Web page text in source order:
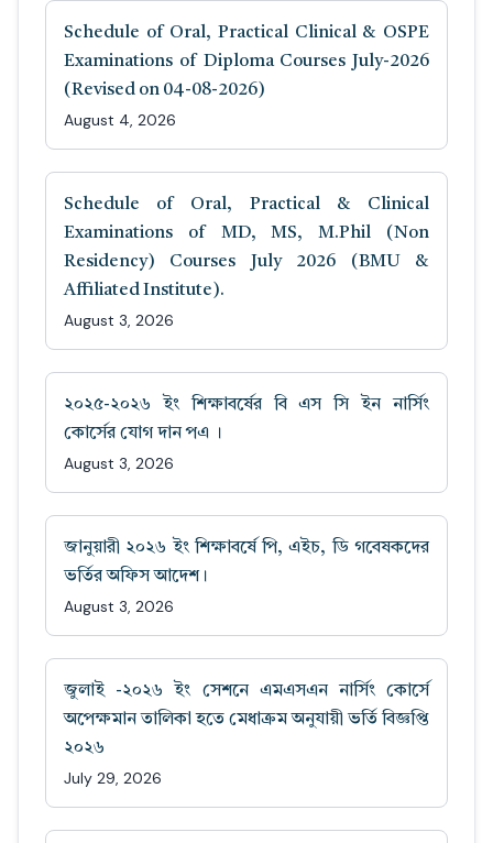
Schedule of Oral, Practical Clinical & OSPE
Examinations of Diploma Courses July-2026
(Revised on 04-08-2026)
August 4, 2026
Schedule of Oral, Practical & Clinical
Examinations of MD, MS, M.Phil (Non
Residency) Courses July 2026 (BMU &
Affiliated Institute).
August 3, 2026
২০২৫-২০২৬ ইং শিক্ষাবর্ষের বি এস সি ইন নার্সিং
কোর্সের যোগ দান পএ ।
August 3, 2026
জানুয়ারী ২০২৬ ইং শিক্ষাবর্ষে পি, এইচ, ডি গবেষকদের
ভর্তির অফিস আদেশ।
August 3, 2026
জুলাই -২০২৬ ইং সেশনে এমএসএন নার্সিং কোর্সে
অপেক্ষমান তালিকা হতে মেধাক্রম অনুযায়ী ভর্তি বিজ্ঞপ্তি
২০২৬
July 29, 2026